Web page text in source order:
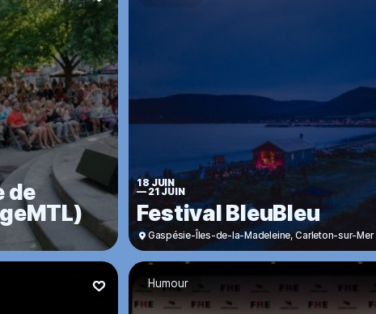
de
18 JUIN
— 21 JUIN
Festival BleuBleu
Gaspésie-Îles-de-la-Madeleine, Carleton-sur-Mer
Humour